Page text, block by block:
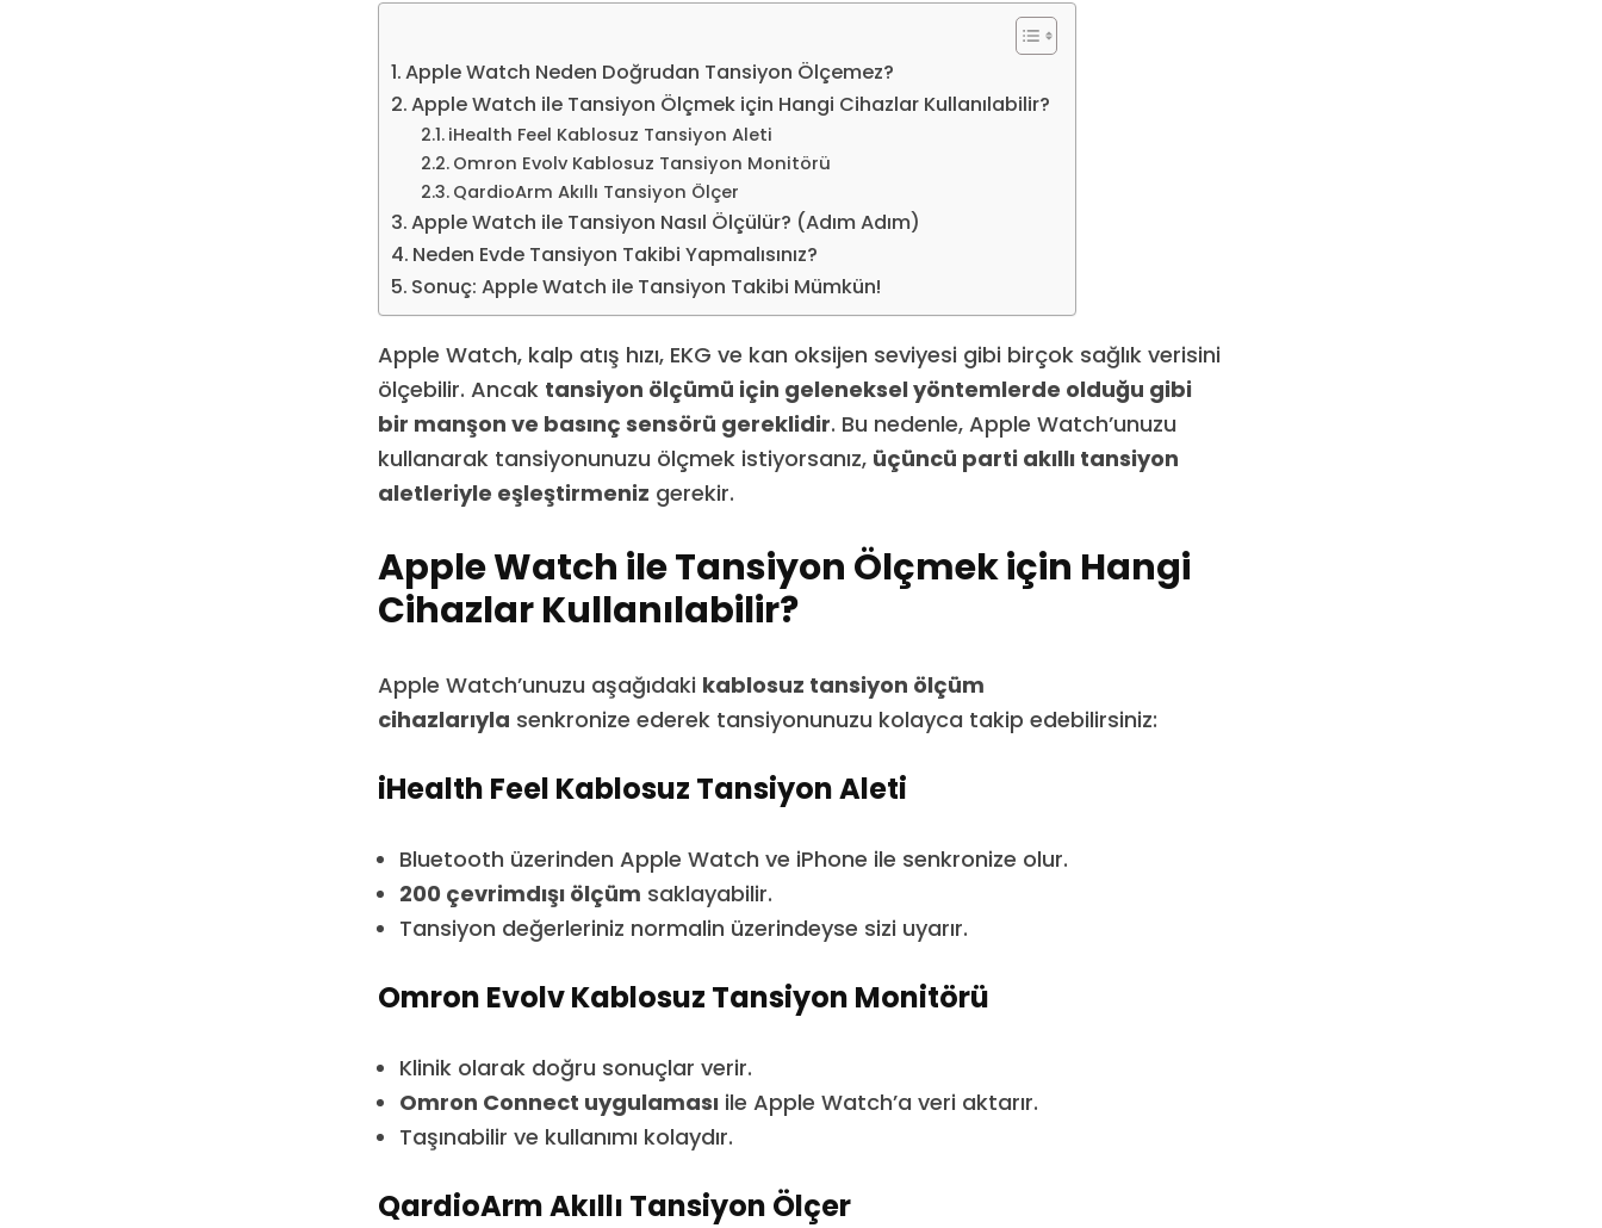
Apple Watch Neden Doğrudan Tansiyon Ölçemez?
Apple Watch ile Tansiyon Ölçmek için Hangi Cihazlar Kullanılabilir?
iHealth Feel Kablosuz Tansiyon Aleti
Omron Evolv Kablosuz Tansiyon Monitörü
QardioArm Akıllı Tansiyon Ölçer
Apple Watch ile Tansiyon Nasıl Ölçülür? (Adım Adım)
Neden Evde Tansiyon Takibi Yapmalısınız?
Sonuç: Apple Watch ile Tansiyon Takibi Mümkün!
Apple Watch, kalp atış hızı, EKG ve kan oksijen seviyesi gibi birçok sağlık verisini
ölçebilir. Ancak tansiyon ölçümü için geleneksel yöntemlerde olduğu gibi
bir manşon ve basınç sensörü gereklidir. Bu nedenle, Apple Watch’unuzu
kullanarak tansiyonunuzu ölçmek istiyorsanız, üçüncü parti akıllı tansiyon
aletleriyle eşleştirmeniz gerekir.
Apple Watch ile Tansiyon Ölçmek için Hangi
Cihazlar Kullanılabilir?
Apple Watch’unuzu aşağıdaki kablosuz tansiyon ölçüm
cihazlarıyla senkronize ederek tansiyonunuzu kolayca takip edebilirsiniz:
iHealth Feel Kablosuz Tansiyon Aleti
Bluetooth üzerinden Apple Watch ve iPhone ile senkronize olur.
200 çevrimdışı ölçüm saklayabilir.
Tansiyon değerleriniz normalin üzerindeyse sizi uyarır.
Omron Evolv Kablosuz Tansiyon Monitörü
Klinik olarak doğru sonuçlar verir.
Omron Connect uygulamasıile Apple Watch’a veri aktarır.
Taşınabilir ve kullanımı kolaydır.
QardioArm Akıllı Tansiyon Ölçer